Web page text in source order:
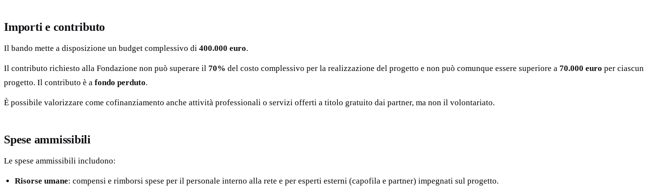
Importi e contributo
Il bando mette a disposizione un budget complessivo di 400.000 euro.
Il contributo richiesto alla Fondazione non può superare il 70% del costo complessivo per la realizzazione del progetto e non può comunque essere superiore a 70.000 euro per ciascun
progetto. Il contributo è a fondo perduto.
È possibile valorizzare come cofinanziamento anche attività professionali o servizi offerti a titolo gratuito dai partner, ma non il volontariato.
Spese ammissibili
Le spese ammissibili includono:
Risorse umane: compensi e rimborsi spese per il personale interno alla rete e per esperti esterni (capofila e partner) impegnati sul progetto.